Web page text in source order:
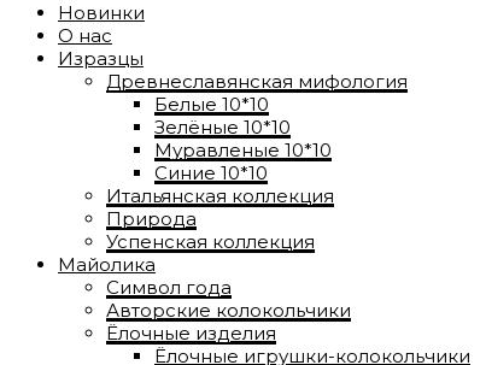
Новинки
О нас
Изразцы
Древнеславянская мифология
Белые 10*10
Зелёные 10*10
Муравленые 10*10
Синие 10*10
Итальянская коллекция
Природа
Успенская коллекция
Майолика
Символ года
Авторские колокольчики
Ёлочные изделия
Ёлочные игрушки-колокольчики